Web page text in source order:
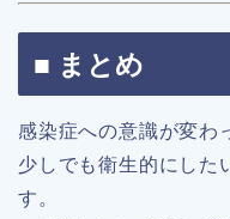
■ まとめ
感染症への意識が変わ
少しでも衛生的にした
す。